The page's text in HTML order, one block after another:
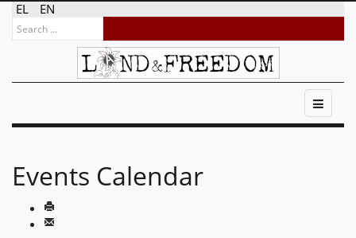
EL EN
Events Calendar